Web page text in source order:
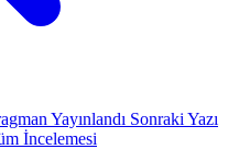
Yayınlandı Sonraki Yazı
İncelemesi